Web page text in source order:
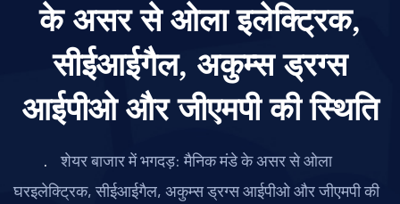
के असर से ओला इलेक्ट्रिक,
सीईआईगैल, अकुम्स ड्रग्स
आईपीओ और जीएमपी की स्थिति
घर
शेयर बाजार में भगदड़: मैनिक मंडे के असर से ओला
इलेक्ट्रिक, सीईआईगैल, अकुम्स ड्रग्स आईपीओ और जीएमपी की